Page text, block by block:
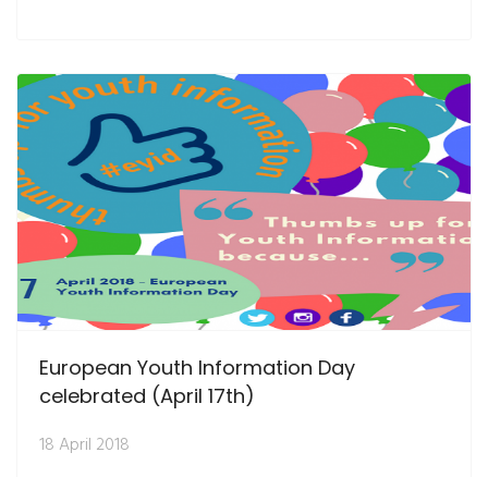
European Youth Information Day
celebrated (April 17th)
18 April 2018